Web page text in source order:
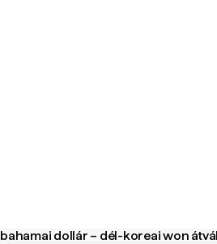
bahamai dollár – dél-koreai won